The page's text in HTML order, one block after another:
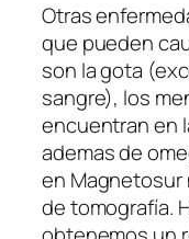
Otras
que pueden
son la gota
sangre), los
encuentran en
ademas de
en Magnetosur
de tomografía.